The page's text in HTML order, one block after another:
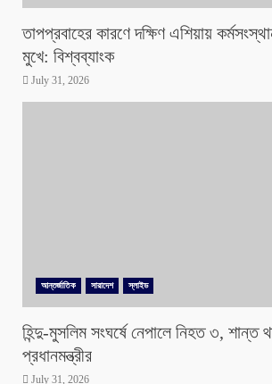
তাপপ্রবাহের কারণে দক্ষিণ এশিয়ায়
মুখে: বিশ্বব্যাংক
July 31, 2026
আন্তর্জাতিক সারাদেশ স্লাইড
হিন্দু-মুসলিম সংঘর্ষে নেপালে নিহত ৩, শান্ত
প্রধানমন্ত্রীর
July 31, 2026